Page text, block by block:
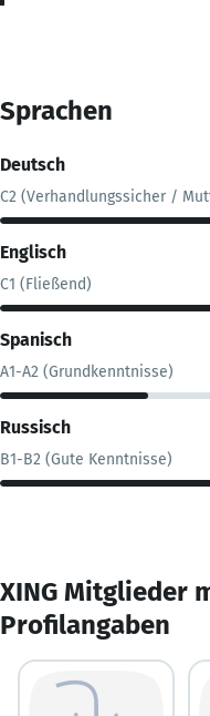
Sprachen
Deutsch
C2 (Verhandlungssicher /
Englisch
C1 (Fließend)
Spanisch
A1-A2 (Grundkenntnisse)
Russisch
B1-B2 (Gute Kenntnisse)
XING Mitglieder
Profilangaben